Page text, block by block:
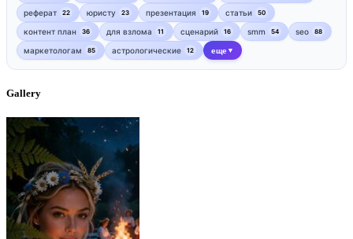
реферат 22 юристу 23 презентация 19 статьи 50
контент план 36 для взлома 11 сценарий 16 smm 54 seo 88
маркетологам 85 астрологические 12 еще ▼
Gallery